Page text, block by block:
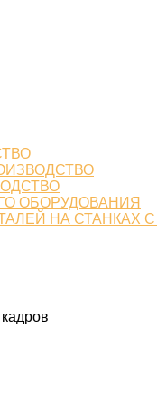
ОБОРУДОВАНИЯ
НА СТАНКАХ